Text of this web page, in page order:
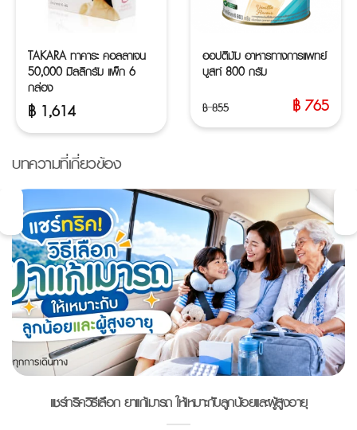
TAKARA ทาคาระ คอลลาเจน
50,000 มิลลิกรัม แพ็ก 6
กล่อง
฿ 1,614
ออปติมัม อาหารทางการแพทย์
บูสท์ 800 กรัม
฿855
Original
฿765
Current
บทความที่เกี่ยวข้อง
แชร์ทริควิธีเลือก ยาแก้เมารถ ให้เหมาะกับลูกน้อยและผู้สูงอายุ